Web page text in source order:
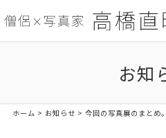
お知
ホーム > お知らせ > 今回の写真展のまとめ。